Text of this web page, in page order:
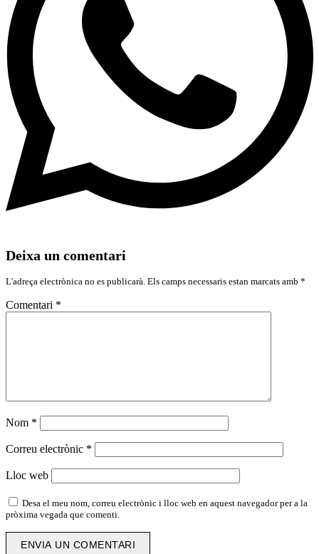
Deixa un comentari
L'adreça electrònica no es publicarà. Els camps necessaris estan marcats amb *
Comentari *
Nom *
Correu electrònic *
Lloc web
Desa el meu nom, correu electrònic i lloc web en aquest navegador per a la
pròxima vegada que comenti.